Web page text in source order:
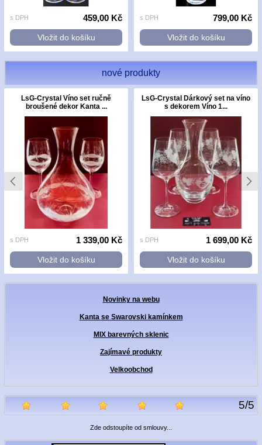
Novinky na webu
Kanta se Swarovski kamínkem
MIX barevných sklenic
Zajímavé produkty
Velkoobchod
5/5
Zde odstoupíte od smlouvy...
s DPH 459,00 Kč
Vložit do košíku
s DPH 799,00 Kč
Vložit do košíku
nové produkty
LsG-Crystal Víno set ručně
broušené dekor Kanta ...
s DPH 1 339,00 Kč
Vložit do košíku
LsG-Crystal Dárkový set na víno
s dekorem Víno 1...
s DPH 1 699,00 Kč
Vložit do košíku